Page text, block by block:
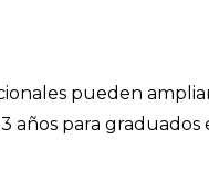
pueden
años para